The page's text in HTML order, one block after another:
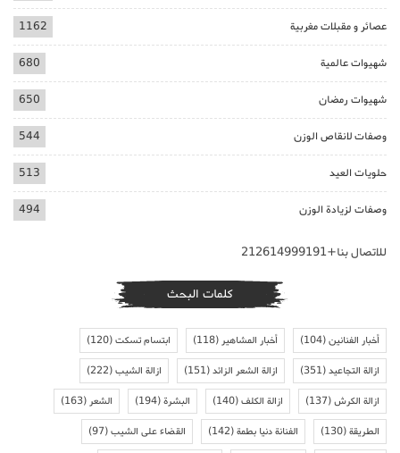
عصائر و مقبلات مغربية 1162
شهيوات عالمية 680
شهيوات رمضان 650
وصفات لانقاص الوزن 544
حلويات العيد 513
وصفات لزيادة الوزن 494
للاتصال بنا+212614999191
كلمات البحث
أخبار الفنانين(104) أخبار المشاهير(118) ابتسام تسكت(120)
ازالة التجاعيد(351) ازالة الشعر الزائد(151) ازالة الشيب(222)
ازالة الكرش(137) ازالة الكلف(140) البشرة(194) الشعر(163)
الطريقة(130) الفنانة دنيا بطمة(142) القضاء على الشيب(97)